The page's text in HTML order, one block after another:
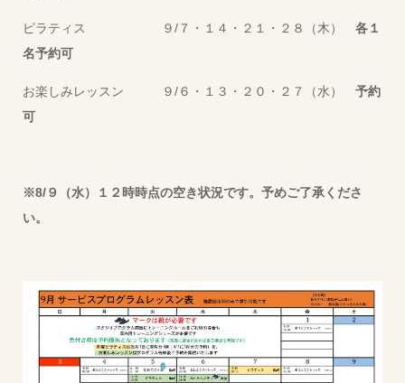
ピラティス ９/７・１４・２１・２８（木） 各１
名予約可
お楽しみレッスン ９/６・１３・２０・２７（水） 予約
可
※8/９（水）１２時時点の空き状況です。予めご了承くださ
い。